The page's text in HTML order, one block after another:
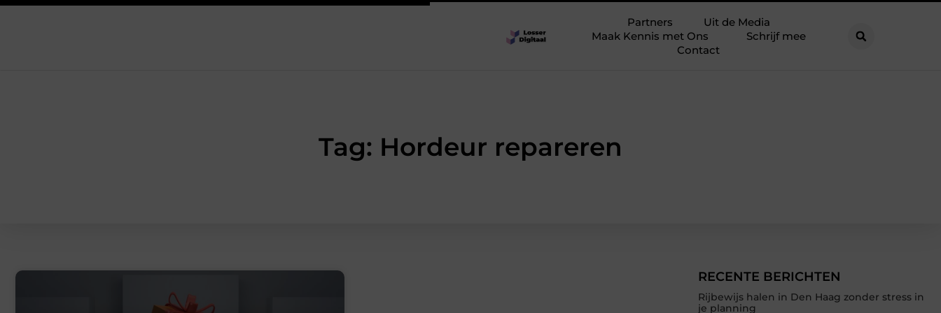
Partners
Uit de Media
Maak Kennis met Ons
Schrijf mee
Contact
Tag: Hordeur repareren
RECENTE BERICHTEN
Rijbewijs halen in Den Haag zonder stress in
je planning